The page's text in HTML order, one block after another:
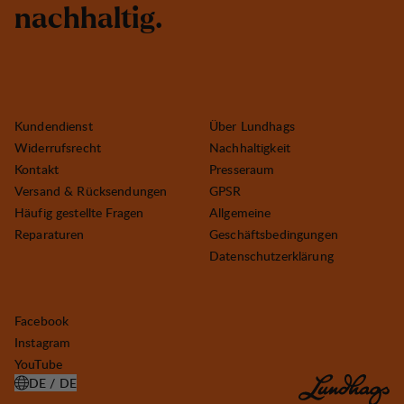
nachhaltig.
Kundendienst
Widerrufsrecht
Kontakt
Versand & Rücksendungen
Häufig gestellte Fragen
Reparaturen
Über Lundhags
Nachhaltigkeit
Presseraum
GPSR
Allgemeine
Geschäftsbedingungen
Datenschutzerklärung
Facebook
Instagram
YouTube
DE / DE
LAND AUSWÄHLEN ÖFFNEN